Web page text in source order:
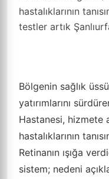
hastalıklarının
testler artık
Bölgenin sağlık
yatırımlarını
Hastanesi, hizmete
hastalıklarının
Retinanın ışığa
sistem; nedeni